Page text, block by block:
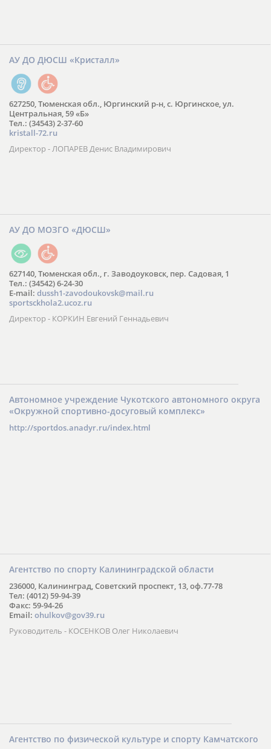
АУ ДО ДЮСШ «Кристалл»
627250, Тюменская обл., Юргинский р-н, с. Юргинское, ул.
Центральная, 59 «Б»
Тел.: (34543) 2-37-60
kristall-72.ru
Директор - ЛОПАРЕВ Денис Владимирович
АУ ДО МОЗГО «ДЮСШ»
627140, Тюменская обл., г. Заводоуковск, пер. Садовая, 1
Тел.: (34542) 6-24-30
​E-mail: dussh1-zavodoukovsk@mail.ru
sportsckhola2.ucoz.ru
Директор - КОРКИН Евгений Геннадьевич
Автономное учреждение Чукотского автономного округа
«Окружной спортивно-досуговый комплекс»
http://sportdos.anadyr.ru/index.html
Агентство по спорту Калининградской области
236000, Калининград, Советский проспект, 13, оф.77-78
Тел: (4012) 59-94-39
Факс: 59-94-26
Email: ohulkov@gov39.ru
Руководитель - КОСЕНКОВ Олег Николаевич
Агентство по физической культуре и спорту Камчатского